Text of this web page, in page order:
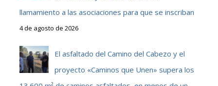
llamamiento a las asociaciones para que se inscriban
4 de agosto de 2026
El asfaltado del Camino del Cabezo y el
proyecto «Caminos que Unen» supera los